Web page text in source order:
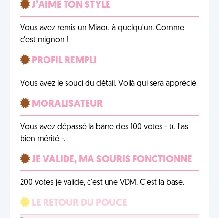
J’AIME TON STYLE
Vous avez remis un Miaou à quelqu'un. Comme
c'est mignon !
PROFIL REMPLI
Vous avez le souci du détail. Voilà qui sera apprécié.
MORALISATEUR
Vous avez dépassé la barre des 100 votes - tu l'as
bien mérité -.
JE VALIDE, MA SOURIS FONCTIONNE
200 votes je valide, c'est une VDM. C'est la base.
LE RETOUR DU POUCE